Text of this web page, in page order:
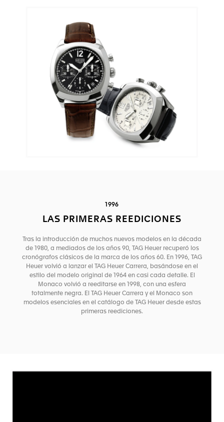
1996
LAS PRIMERAS REEDICIONES
Tras la introducción de muchos nuevos modelos en la década
de 1980, a mediados de los años 90, TAG Heuer recuperó los
cronógrafos clásicos de la marca de los años 60. En 1996, TAG
Heuer volvió a lanzar el TAG Heuer Carrera, basándose en el
estilo del modelo original de 1964 en casi cada detalle. El
Monaco volvió a reeditarse en 1998, con una esfera
totalmente negra. El TAG Heuer Carrera y el Monaco son
modelos esenciales en el catálogo de TAG Heuer desde estas
primeras reediciones.